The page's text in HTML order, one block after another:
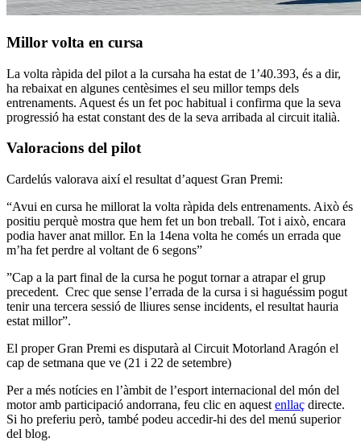
Millor volta en cursa
La volta ràpida del pilot a la cursaha ha estat de 1’40.393, és a dir,
ha rebaixat en algunes centèsimes el seu millor temps dels
entrenaments. Aquest és un fet poc habitual i confirma que la seva
progressió ha estat constant des de la seva arribada al circuit italià.
Valoracions del pilot
Cardelús valorava així el resultat d’aquest Gran Premi:
“Avui en cursa he millorat la volta ràpida dels entrenaments. Això és
positiu perquè mostra que hem fet un bon treball. Tot i això, encara
podia haver anat millor. En la 14ena volta he comés un errada que
m’ha fet perdre al voltant de 6 segons”
”Cap a la part final de la cursa he pogut tornar a atrapar el grup
precedent. Crec que sense l’errada de la cursa i si haguéssim pogut
tenir una tercera sessió de lliures sense incidents, el resultat hauria
estat millor”.
El proper Gran Premi es disputarà al Circuit Motorland Aragón el
cap de setmana que ve (21 i 22 de setembre)
Per a més notícies en l’àmbit de l’esport internacional del món del
motor amb participació andorrana, feu clic en aquest enllaç directe.
Si ho preferiu però, també podeu accedir-hi des del menú superior
del blog.